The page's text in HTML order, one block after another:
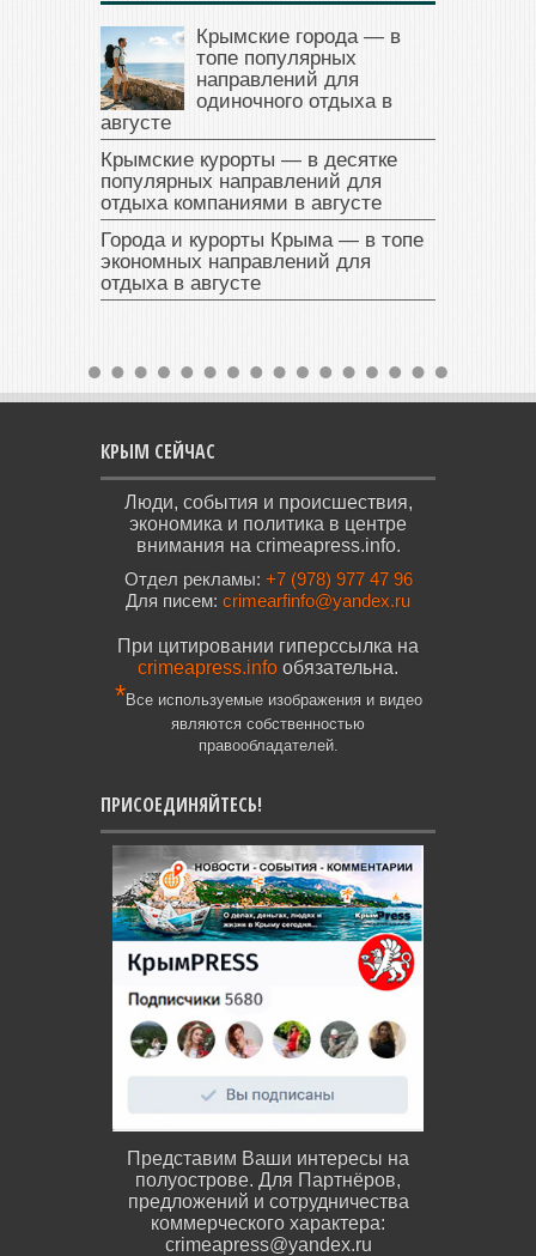
Крымские города — в
топе популярных
направлений для
одиночного отдыха в
августе
Крымские курорты — в десятке
популярных направлений для
отдыха компаниями в августе
Города и курорты Крыма — в топе
экономных направлений для
отдыха в августе
КРЫМ СЕЙЧАС
Люди, события и происшествия,
экономика и политика в центре
внимания на crimeapress.info.
Отдел рекламы: +7 (978) 977 47 96
Для писем: crimearfinfo@yandex.ru
При цитировании гиперссылка на
crimeapress.info обязательна.
*Все используемые изображения и видео
являются собственностью
правообладателей.
ПРИСОЕДИНЯЙТЕСЬ!
Представим Ваши интересы на
полуострове. Для Партнёров,
предложений и сотрудничества
коммерческого характера:
crimeapress@yandex.ru